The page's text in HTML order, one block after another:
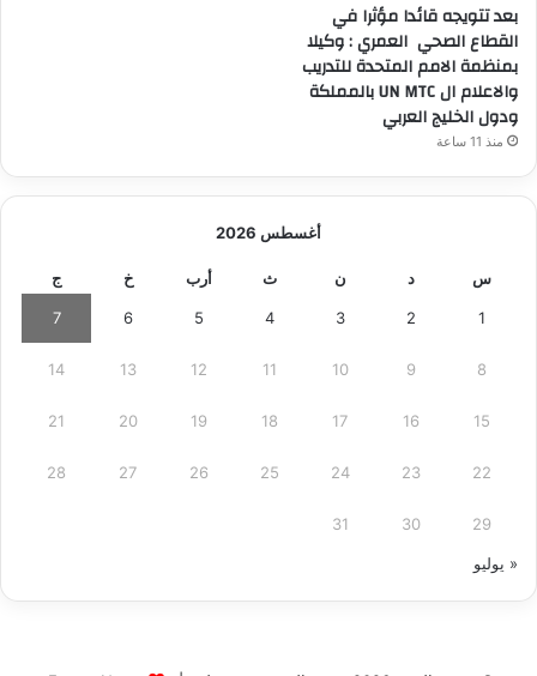
بعد تتويجه قائدا مؤثرا في
القطاع الصحي العمري : وكيلا
بمنظمة الامم المتحدة للتدريب
والاعلام ال UN MTC بالمملكة
ودول الخليج العربي
منذ 11 ساعة
أغسطس 2026
س د ن ث أرب خ ج
1
2
3
4
5
6
7
8
9
10
11
12
13
14
15
16
17
18
19
20
21
22
23
24
25
26
27
28
29
30
31
« يوليو